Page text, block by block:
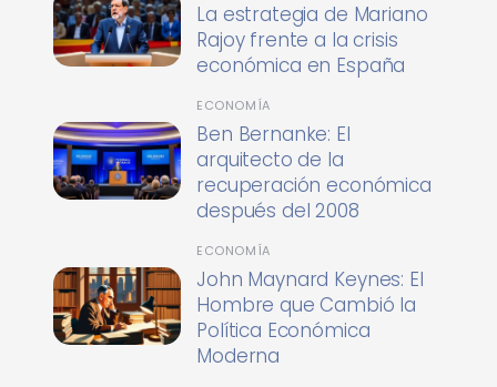
La estrategia de Mariano
Rajoy frente a la crisis
económica en España
ECONOMÍA
Ben Bernanke: El
arquitecto de la
recuperación económica
después del 2008
ECONOMÍA
John Maynard Keynes: El
Hombre que Cambió la
Política Económica
Moderna